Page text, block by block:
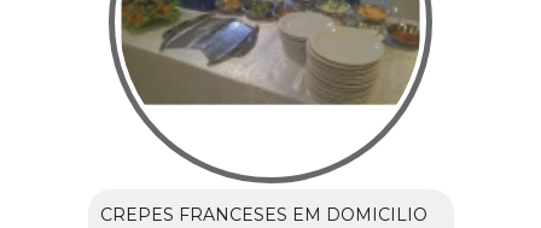
CREPES FRANCESES EM DOMICILIO